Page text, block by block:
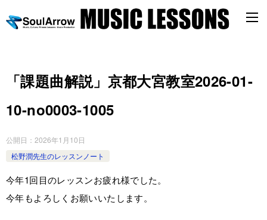
「課題曲解説」京都大宮教室2026-01-
10-no0003-­1005
公開日： 2026年1月10日
松野潤先生のレッスンノート
今年1回目のレッスンお疲れ様でした。
今年もよろしくお願いいたします。